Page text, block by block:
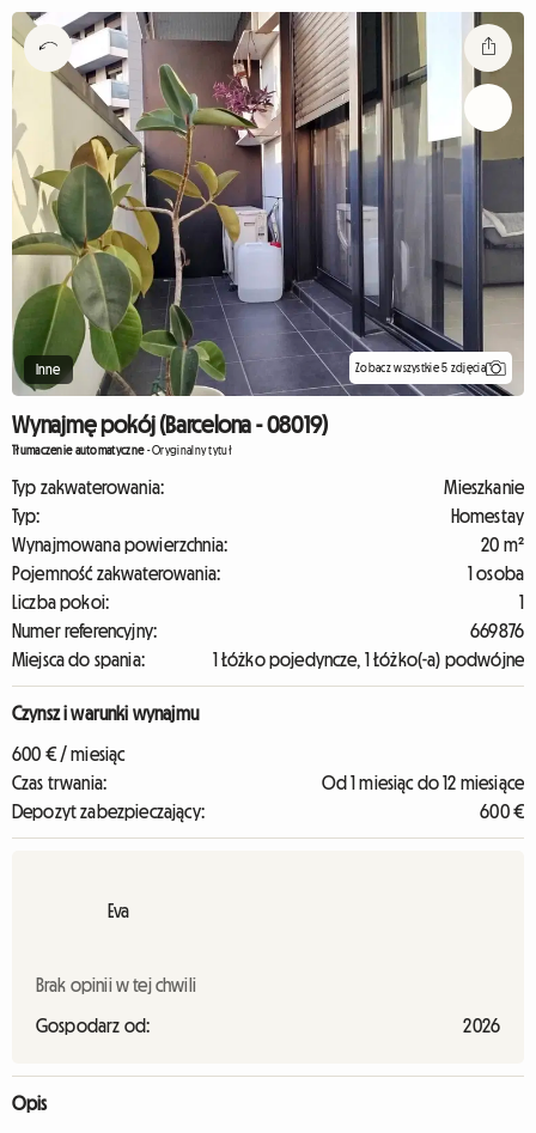
Inne Zobacz wszystkie 5 zdjęcia
Wynajmę pokój (Barcelona - 08019)
Tłumaczenie automatyczne-Oryginalny tytuł
Typ zakwaterowania:
Mieszkanie
Typ:
Homestay
Wynajmowana powierzchnia:
20 m²
Pojemność zakwaterowania:
1 osoba
Liczba pokoi:
1
Numer referencyjny:
669876
Miejsca do spania:
1 Łóżko pojedyncze, 1 Łóżko(-a) podwójne
Czynsz i warunki wynajmu
600 € / miesiąc
Czas trwania:
Od 1 miesiąc do 12 miesiące
Depozyt zabezpieczający:
600 €
Eva
Brak opinii w tej chwili
Gospodarz od: 2026
Opis